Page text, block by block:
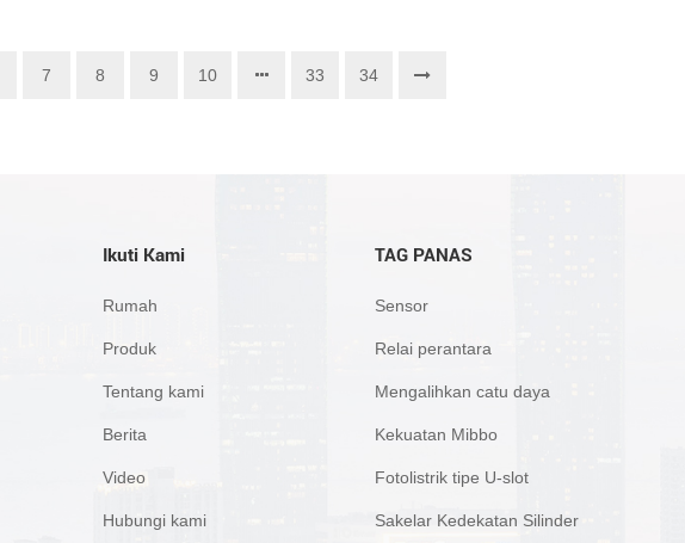
7 8 9 10 33 34
Ikuti Kami
Rumah
Produk
Tentang kami
Berita
Video
Hubungi kami
TAG PANAS
Sensor
Relai perantara
Mengalihkan catu daya
Kekuatan Mibbo
Fotolistrik tipe U-slot
Sakelar Kedekatan Silinder